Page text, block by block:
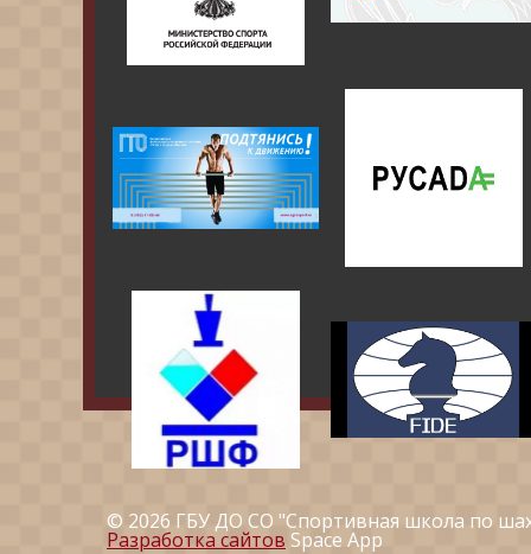
© 2026 ГБУ ДО СО "Спортивная школа по
Разработка сайтов Space App